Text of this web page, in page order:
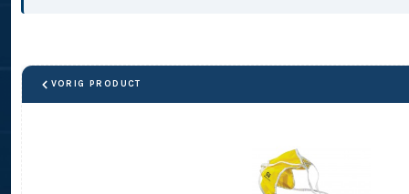
VORIG PRODUCT